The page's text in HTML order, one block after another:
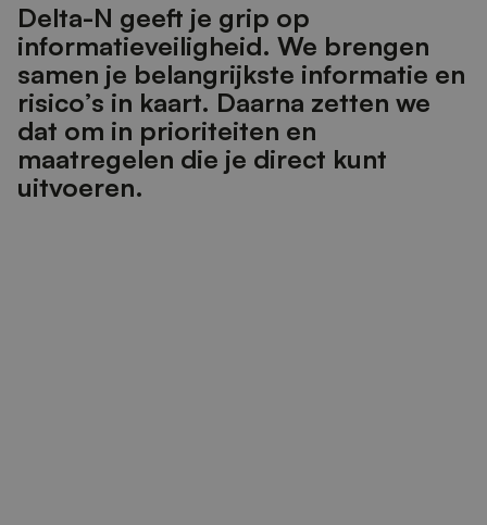
Delta-N geef je grip op
informatieveiligheid. We brengen
samen je belangrijkste informatie en
risico’s in kaart. Daarna zetten we
dat om in prioriteiten en
maatregelen die je direct kunt
uitvoeren.